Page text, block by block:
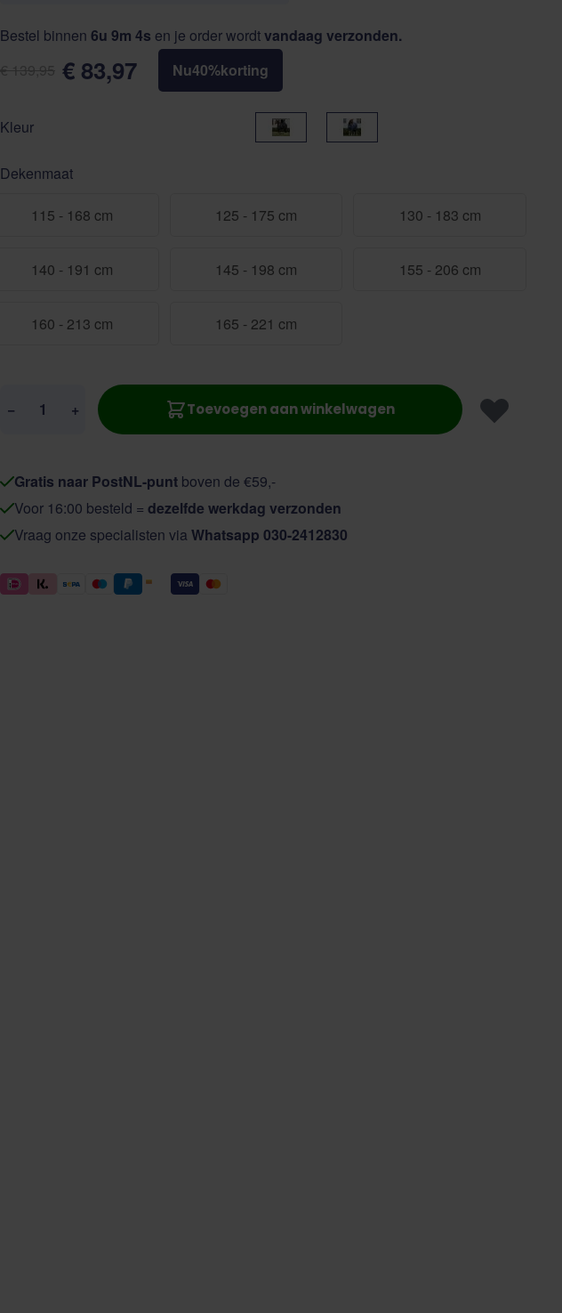
Bestel binnen 6u 9m 3s en je order wordtvandaag verzonden.
€ 83,97 Nu40%korting
Kleur Zwart Navy
Dekenmaat
115 - 168 cm 125 - 175 cm 130 - 183 cm
140 - 191 cm 145 - 198 cm 155 - 206 cm
160 - 213 cm 165 - 221 cm
− + Toevoegen aan winkelwagen
Gratis naar PostNL-punt boven de €59,-
Voor 16:00 besteld = dezelfde werkdag verzonden
Vraag onze specialisten via Whatsapp 030-2412830